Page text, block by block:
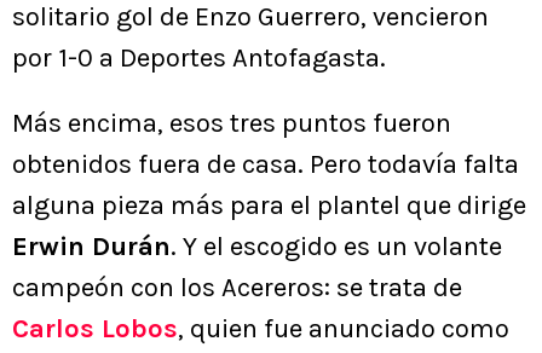
solitario gol de Enzo Guerrero, vencieron
por 1-0 a Deportes Antofagasta.
Más encima, esos tres puntos fueron
obtenidos fuera de casa. Pero todavía falta
alguna pieza más para el plantel que dirige
Erwin Durán. Y el escogido es un volante
campeón con los Acereros: se trata de
Carlos Lobos, quien fue anunciado como